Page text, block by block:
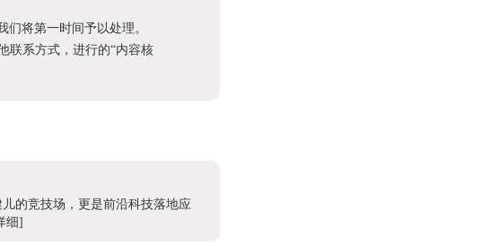
将第一时间予以处理。
联系方式，进行的“内容核
的竞技场，更是前沿科技落地应
细]